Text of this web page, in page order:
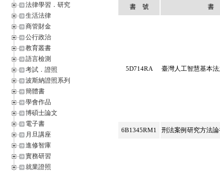
法律學習．研究
生活法律
商管財金
公行政治
教育叢書
語言檢測
考試．證照
波斯納證照系列
簡體書
學會作品
博碩士論文
電子書
月旦講座
進修智庫
實務研習
就業證照
書 號 書
5D714RA 臺灣人工智慧基本
6B1345RM1 刑法案例研究方法